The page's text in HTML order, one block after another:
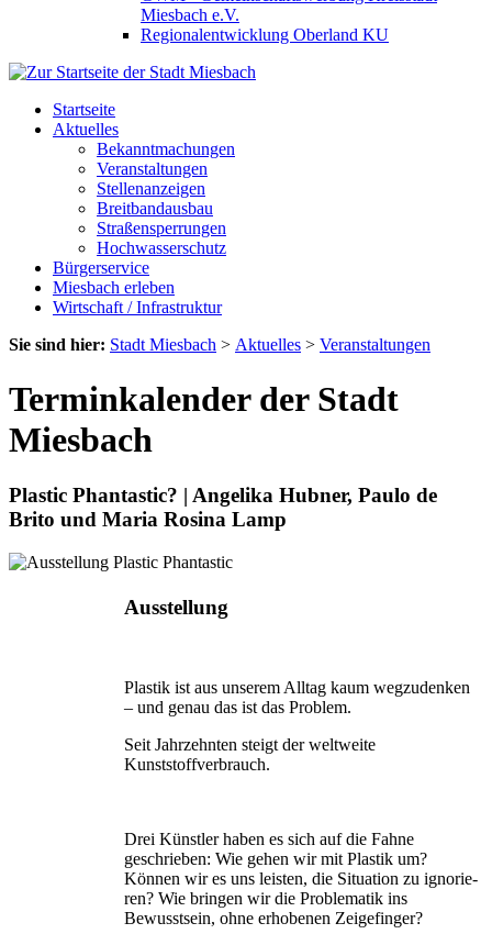
Miesbach e.V.
Regionalentwicklung Oberland KU
Startseite
Aktuelles
Bekanntmachungen
Veranstaltungen
Stellenanzeigen
Breitbandausbau
Straßensperrungen
Hochwasserschutz
Bürgerservice
Miesbach erleben
Wirtschaft / Infrastruktur
Sie sind hier: Stadt Miesbach > Aktuelles > Veranstaltungen
Terminkalender der Stadt
Miesbach
Plastic Phantastic? | Angelika Hubner, Paulo de
Brito und Maria Rosina Lamp
Ausstellung
Plastik ist aus unserem Alltag kaum wegzudenken
– und genau das ist das Problem.
Seit Jahrzehnten steigt der weltweite
Kunststoffverbrauch.
Drei Künstler haben es sich auf die Fahne
geschrieben: Wie gehen wir mit Plastik um?
Können wir es uns leisten, die Situation zu ignorie­
ren? Wie bringen wir die Problematik ins
Bewusstsein, ohne erhobenen Zeigefinger?